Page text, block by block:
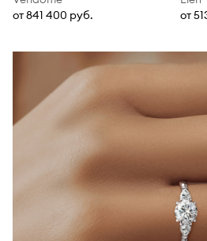
от 841 400 руб.
от